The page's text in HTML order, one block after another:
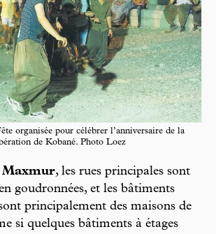
organisée pour célébrer l’anniversaire de la
de Kobané. Photo Loez
Maxmur, les rues principales sont
goudronnées, et les bâtiments
principalement des maisons de
si quelques bâtiments à étages